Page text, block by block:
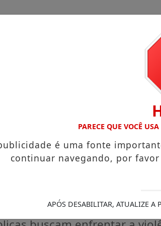
GRANDE COM ATUAÇÃO VOLTADA
refletem luta por
no Brasil
PARECE QUE VOCÊ
é uma fonte
continuar navegando, por
APÓS DESABILITAR, ATUALIZE A